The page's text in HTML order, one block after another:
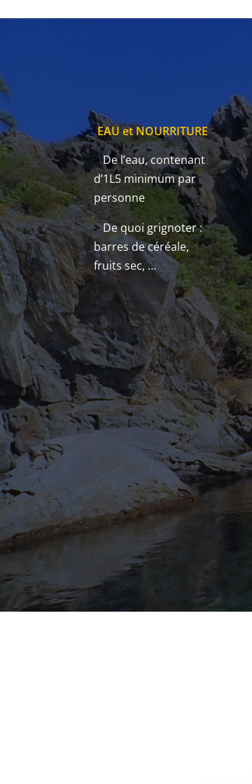
EAU et NOURRITURE
>De l’eau, contenant
d’1L5 minimum par
personne
>De quoi grignoter :
barres de céréale,
fruits sec, …